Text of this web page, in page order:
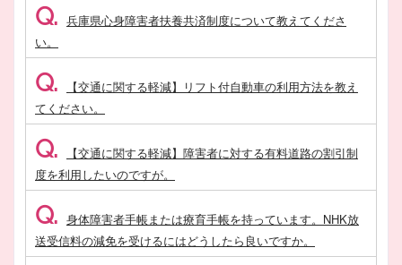
Q. 兵庫県心身障害者扶養共済制度について教えてくださ
い。
Q.
【交通に関する軽減】リフト付自動車の利用方法を教え
てください。
Q.
【交通に関する軽減】障害者に対する有料道路の割引制
度を利用したいのですが。
Q. 身体障害者手帳または療育手帳を持っています。NHK放
送受信料の減免を受けるにはどうしたら良いですか。